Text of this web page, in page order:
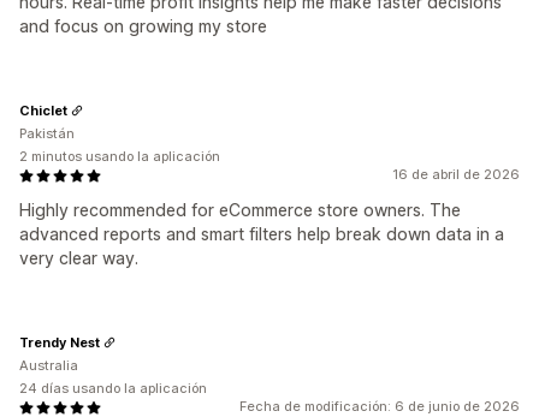
and focus on growing my store
16 de abril de 2026
Highly recommended for eCommerce store owners. The
advanced reports and smart filters help break down data in a
very clear way.
Chiclet
Pakistán
2 minutos usando la aplicación
Fecha de modificación: 6 de junio de 2026
Trendy Nest
Australia
24 días usando la aplicación